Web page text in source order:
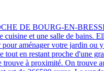
DE BOURG-EN-BRESSE,
cuisine et une salle de bains.
aménager votre jardin
en restant proche d'une
à proximité. On trouve